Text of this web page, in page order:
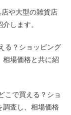
や大型の雑貨店
します。
る？ショッピング
相場価格と共に紹
こで買える？ショ
調査し、相場価格